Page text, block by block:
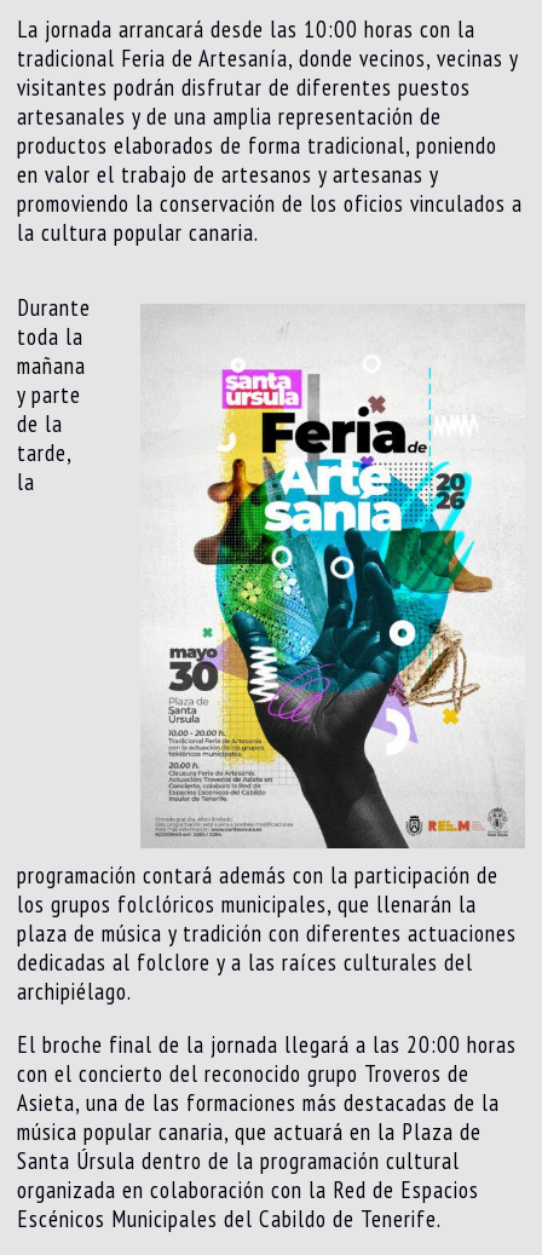
La jornada arrancará desde las 10:00 horas con la
tradicional Feria de Artesanía, donde vecinos, vecinas y
visitantes podrán disfrutar de diferentes puestos
artesanales y de una amplia representación de
productos elaborados de forma tradicional, poniendo
en valor el trabajo de artesanos y artesanas y
promoviendo la conservación de los oficios vinculados a
la cultura popular canaria.
Durante
toda la
mañana
y parte
de la
tarde,
la
programación contará además con la participación de
los grupos folclóricos municipales, que llenarán la
plaza de música y tradición con diferentes actuaciones
dedicadas al folclore y a las raíces culturales del
archipiélago.
El broche final de la jornada llegará a las 20:00 horas
con el concierto del reconocido grupo Troveros de
Asieta, una de las formaciones más destacadas de la
música popular canaria, que actuará en la Plaza de
Santa Úrsula dentro de la programación cultural
organizada en colaboración con la Red de Espacios
Escénicos Municipales del Cabildo de Tenerife.